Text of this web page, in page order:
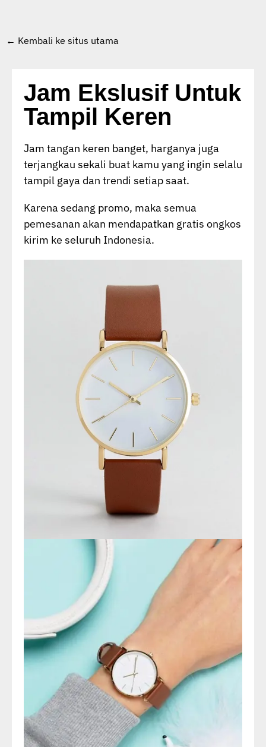
← Kembali ke situs utama
Jam Ekslusif Untuk
Tampil Keren
Jam tangan keren banget, harganya juga
terjangkau sekali buat kamu yang ingin selalu
tampil gaya dan trendi setiap saat.
Karena sedang promo, maka semua
pemesanan akan mendapatkan gratis ongkos
kirim ke seluruh Indonesia.